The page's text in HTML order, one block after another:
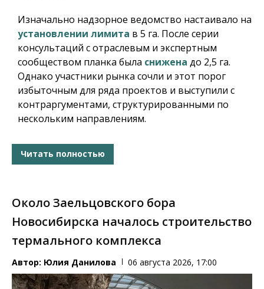
Изначально надзорное ведомство настаивало на
установлении лимита в 5 га. После серии
консультаций с отраслевым и экспертным
сообществом планка была снижена до 2,5 га.
Однако участники рынка сочли и этот порог
избыточным для ряда проектов и выступили с
контраргументами, структурированными по
нескольким направлениям.
Читать полностью
Около Заельцовского бора
Новосибирска началось строительство
термального комплекса
Автор: Юлия Данилова 06 августа 2026, 17:00